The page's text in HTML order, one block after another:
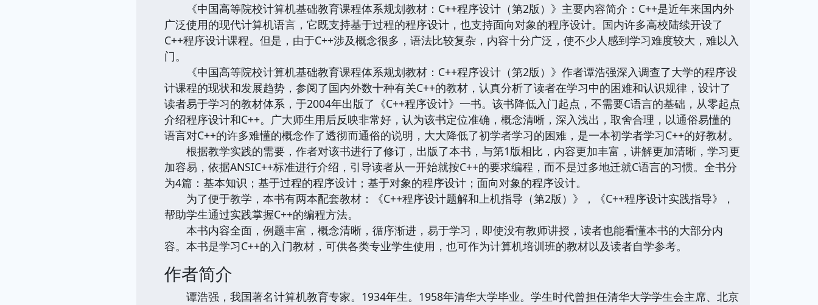
《中国高等院校计算机基础教育课程体系规划教材：C++程序设计（第2版）》主要内容简介：C++是近年来国内外
广泛使用的现代计算机语言，它既支持基于过程的程序设计，也支持面向对象的程序设计。国内许多高校陆续开设了
C++程序设计课程。但是，由于C++涉及概念很多，语法比较复杂，内容十分广泛，使不少人感到学习难度较大，难以入
门。
《中国高等院校计算机基础教育课程体系规划教材：C++程序设计（第2版）》作者谭浩强深入调查了大学的程序设
计课程的现状和发展趋势，参阅了国内外数十种有关C++的教材，认真分析了读者在学习中的困难和认识规律，设计了
读者易于学习的教材体系，于2004年出版了《C++程序设计》一书。该书降低入门起点，不需要C语言的基础，从零起点
介绍程序设计和C++。广大师生用后反映非常好，认为该书定位准确，概念清晰，深入浅出，取舍合理，以通俗易懂的
语言对C++的许多难懂的概念作了透彻而通俗的说明，大大降低了初学者学习的困难，是一本初学者学习C++的好教材。
根据教学实践的需要，作者对该书进行了修订，出版了本书，与第1版相比，内容更加丰富，讲解更加清晰，学习更
加容易，依据ANSIC++标准进行介绍，引导读者从一开始就按C++的要求编程，而不是过多地迁就C语言的习惯。全书分
为4篇：基本知识；基于过程的程序设计；基于对象的程序设计；面向对象的程序设计。
为了便于教学，本书有两本配套教材：《C++程序设计题解和上机指导（第2版）》，《C++程序设计实践指导》，
帮助学生通过实践掌握C++的编程方法。
本书内容全面，例题丰富，概念清晰，循序渐进，易于学习，即使没有教师讲授，读者也能看懂本书的大部分内
容。本书是学习C++的入门教材，可供各类专业学生使用，也可作为计算机培训班的教材以及读者自学参考。
作者简介
谭浩强，我国著名计算机教育专家。1934年生。1958年清华大学毕业。学生时代曾担任清华大学学生会主席、北京